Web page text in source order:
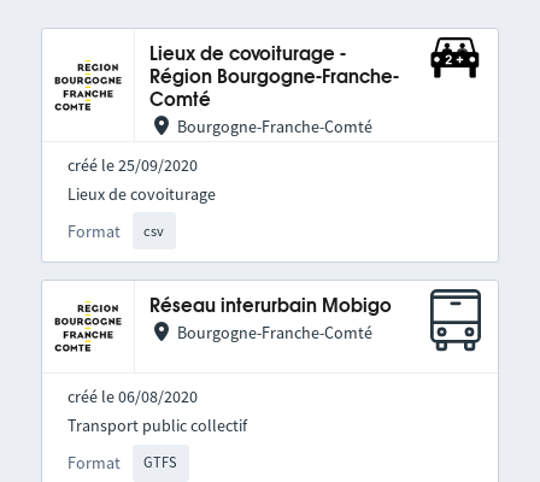
Lieux de covoiturage -
Région Bourgogne-Franche-
Comté
Bourgogne-Franche-Comté
créé le 25/09/2020
Format csv
Lieux de covoiturage
Réseau interurbain Mobigo
Bourgogne-Franche-Comté
créé le 06/08/2020
Format GTFS
Transport public collectif